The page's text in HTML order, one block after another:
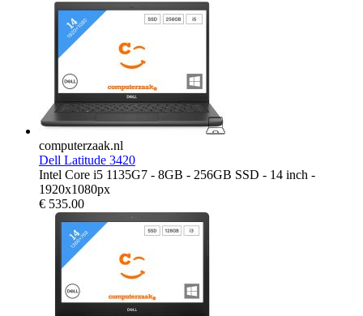
computerzaak.nl
Dell Latitude 3420
Intel Core i5 1135G7 - 8GB - 256GB SSD - 14 inch -
1920x1080px
€ 535.00